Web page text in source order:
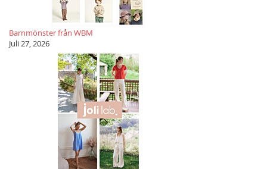
Barnmönster från WBM
Juli 27, 2026